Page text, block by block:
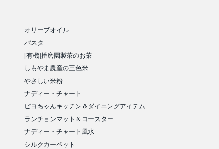
オリーブオイル
パスタ
[有機]播磨園製茶のお茶
しもやま農産の三色米
やさしい米粉
ナディー・チャート
ピヨちゃんキッチン＆ダイニングアイテム
ランチョンマット＆コースター
ナディー・チャート風水
シルクカーペット